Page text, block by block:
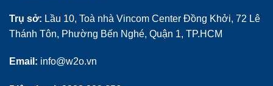
Trụ sở: Lầu 10, Toà nhà Vincom Center Đồng Khởi, 72 Lê
Thánh Tôn, Phường Bến Nghé, Quận 1, TP.HCM
Email: info@w2o.vn